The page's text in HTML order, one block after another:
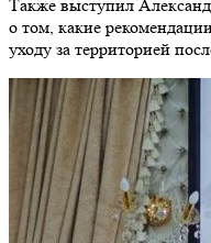
Также выступил
о том, какие
уходу за территорией